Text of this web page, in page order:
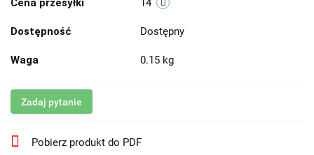
Cena przesyłki 14
Dostępność Dostępny
Waga 0.15 kg
Zadaj pytanie
Pobierz produkt do PDF